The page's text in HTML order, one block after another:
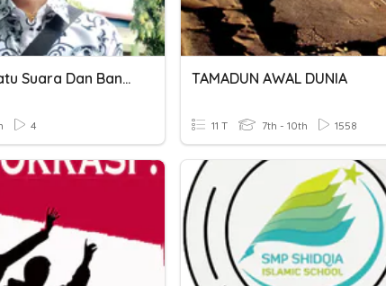
Bernyanyi Satu Suara Dan Banyak Suara
4
TAMADUN AWAL DUNIA
11 T 7th - 10th 1558